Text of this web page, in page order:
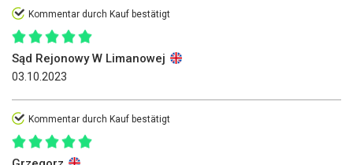
Kommentar durch Kauf bestätigt
Sąd Rejonowy W Limanowej
03.10.2023
Kommentar durch Kauf bestätigt